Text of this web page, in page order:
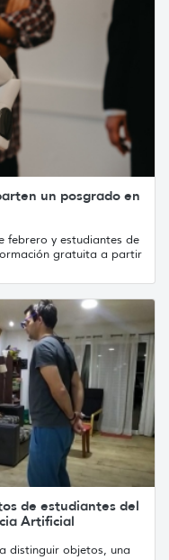
un posgrado en
febrero y estudiantes de
gratuita a partir
de estudiantes del
Artificial
distinguir objetos, una